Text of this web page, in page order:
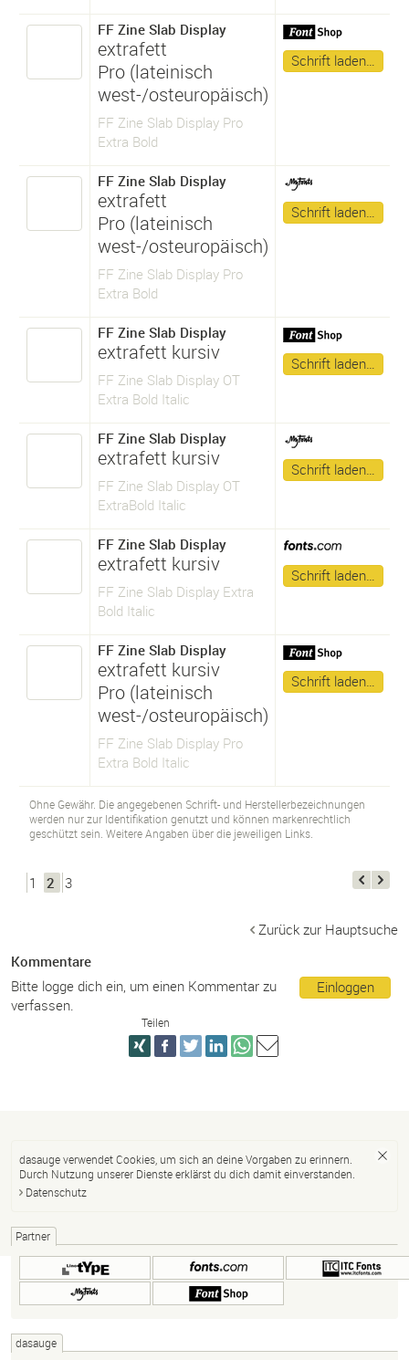
FF Zine Slab Display
extrafett
Pro (lateinisch
west-/osteuropäisch)
FF Zine Slab Display Pro
Extra Bold
Schrift laden…
FF Zine Slab Display
extrafett
Pro (lateinisch
west-/osteuropäisch)
FF Zine Slab Display Pro
Extra Bold
Schrift laden…
FF Zine Slab Display
extrafett kursiv
FF Zine Slab Display OT
Extra Bold Italic
Schrift laden…
FF Zine Slab Display
extrafett kursiv
FF Zine Slab Display OT
ExtraBold Italic
Schrift laden…
FF Zine Slab Display
extrafett kursiv
FF Zine Slab Display Extra
Bold Italic
Schrift laden…
FF Zine Slab Display
extrafett kursiv
Pro (lateinisch
west-/osteuropäisch)
FF Zine Slab Display Pro
Extra Bold Italic
Schrift laden…
Ohne Gewähr. Die angegebenen Schrift- und Herstellerbezeichnungen
werden nur zur Identifikation genutzt und können markenrechtlich
geschützt sein. Weitere Angaben über die jeweiligen Links.
1 2 3
Zurück zur Hauptsuche
Kommentare
Einloggen
Bitte logge dich ein, um einen Kommentar zu
verfassen.
Teilen
dasauge verwendet Cookies, um sich an deine Vorgaben zu erinnern.
Durch Nutzung unserer Dienste erklärst du dich damit einverstanden.
Datenschutz
Partner
dasauge